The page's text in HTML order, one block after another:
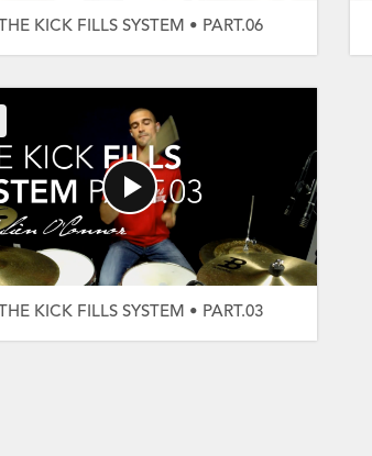
THE KICK FILLS SYSTEM • PART.06
THE KICK FILLS SYSTEM • PART.03